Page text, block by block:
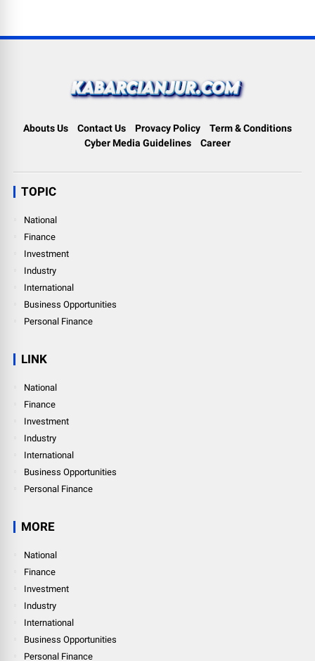
Abouts Us Contact Us Provacy Policy
Term & Conditions
Cyber Media Guidelines
Career
TOPIC
National
Finance
Investment
Industry
International
Business Opportunities
Personal Finance
LINK
National
Finance
Investment
Industry
International
Business Opportunities
Personal Finance
MORE
National
Finance
Investment
Industry
International
Business Opportunities
Personal Finance